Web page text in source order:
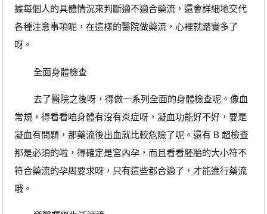
據每個人的具體情況來判斷適不適合藥流，還會詳細地交代
各種注意事項呢，在這樣的醫院做藥流，心裡就踏實多了
呀。
全面身體檢查
去了醫院之後呀，得做一系列全面的身體檢查呢。像血
常規，得看看咱身體有沒有炎症呀，凝血功能好不好，要是
凝血有問題，那藥流後出血就比較危險了呢。還有 B 超檢查
那是必須的啦，得確定是宮內孕，而且看看胚胎的大小符不
符合藥流的孕周要求呀，只有這些都合適了，才能進行藥流
哦。